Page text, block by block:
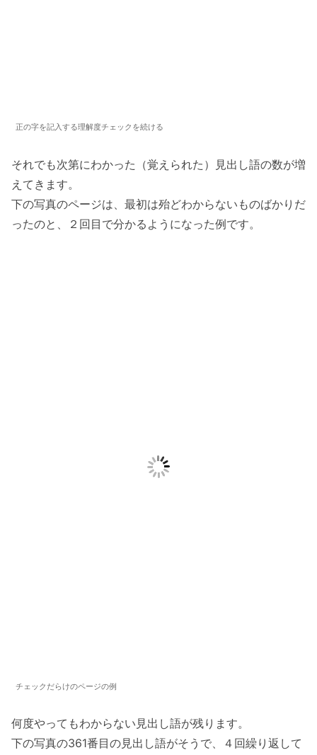
正の字を記入する理解度チェックを続ける
それでも次第にわかった（覚えられた）見出し語の数が増
えてきます。
下の写真のページは、最初は殆どわからないものばかりだ
ったのと、２回目で分かるようになった例です。
チェックだらけのページの例
何度やってもわからない見出し語が残ります。
下の写真の361番目の見出し語がそうで、４回繰り返して